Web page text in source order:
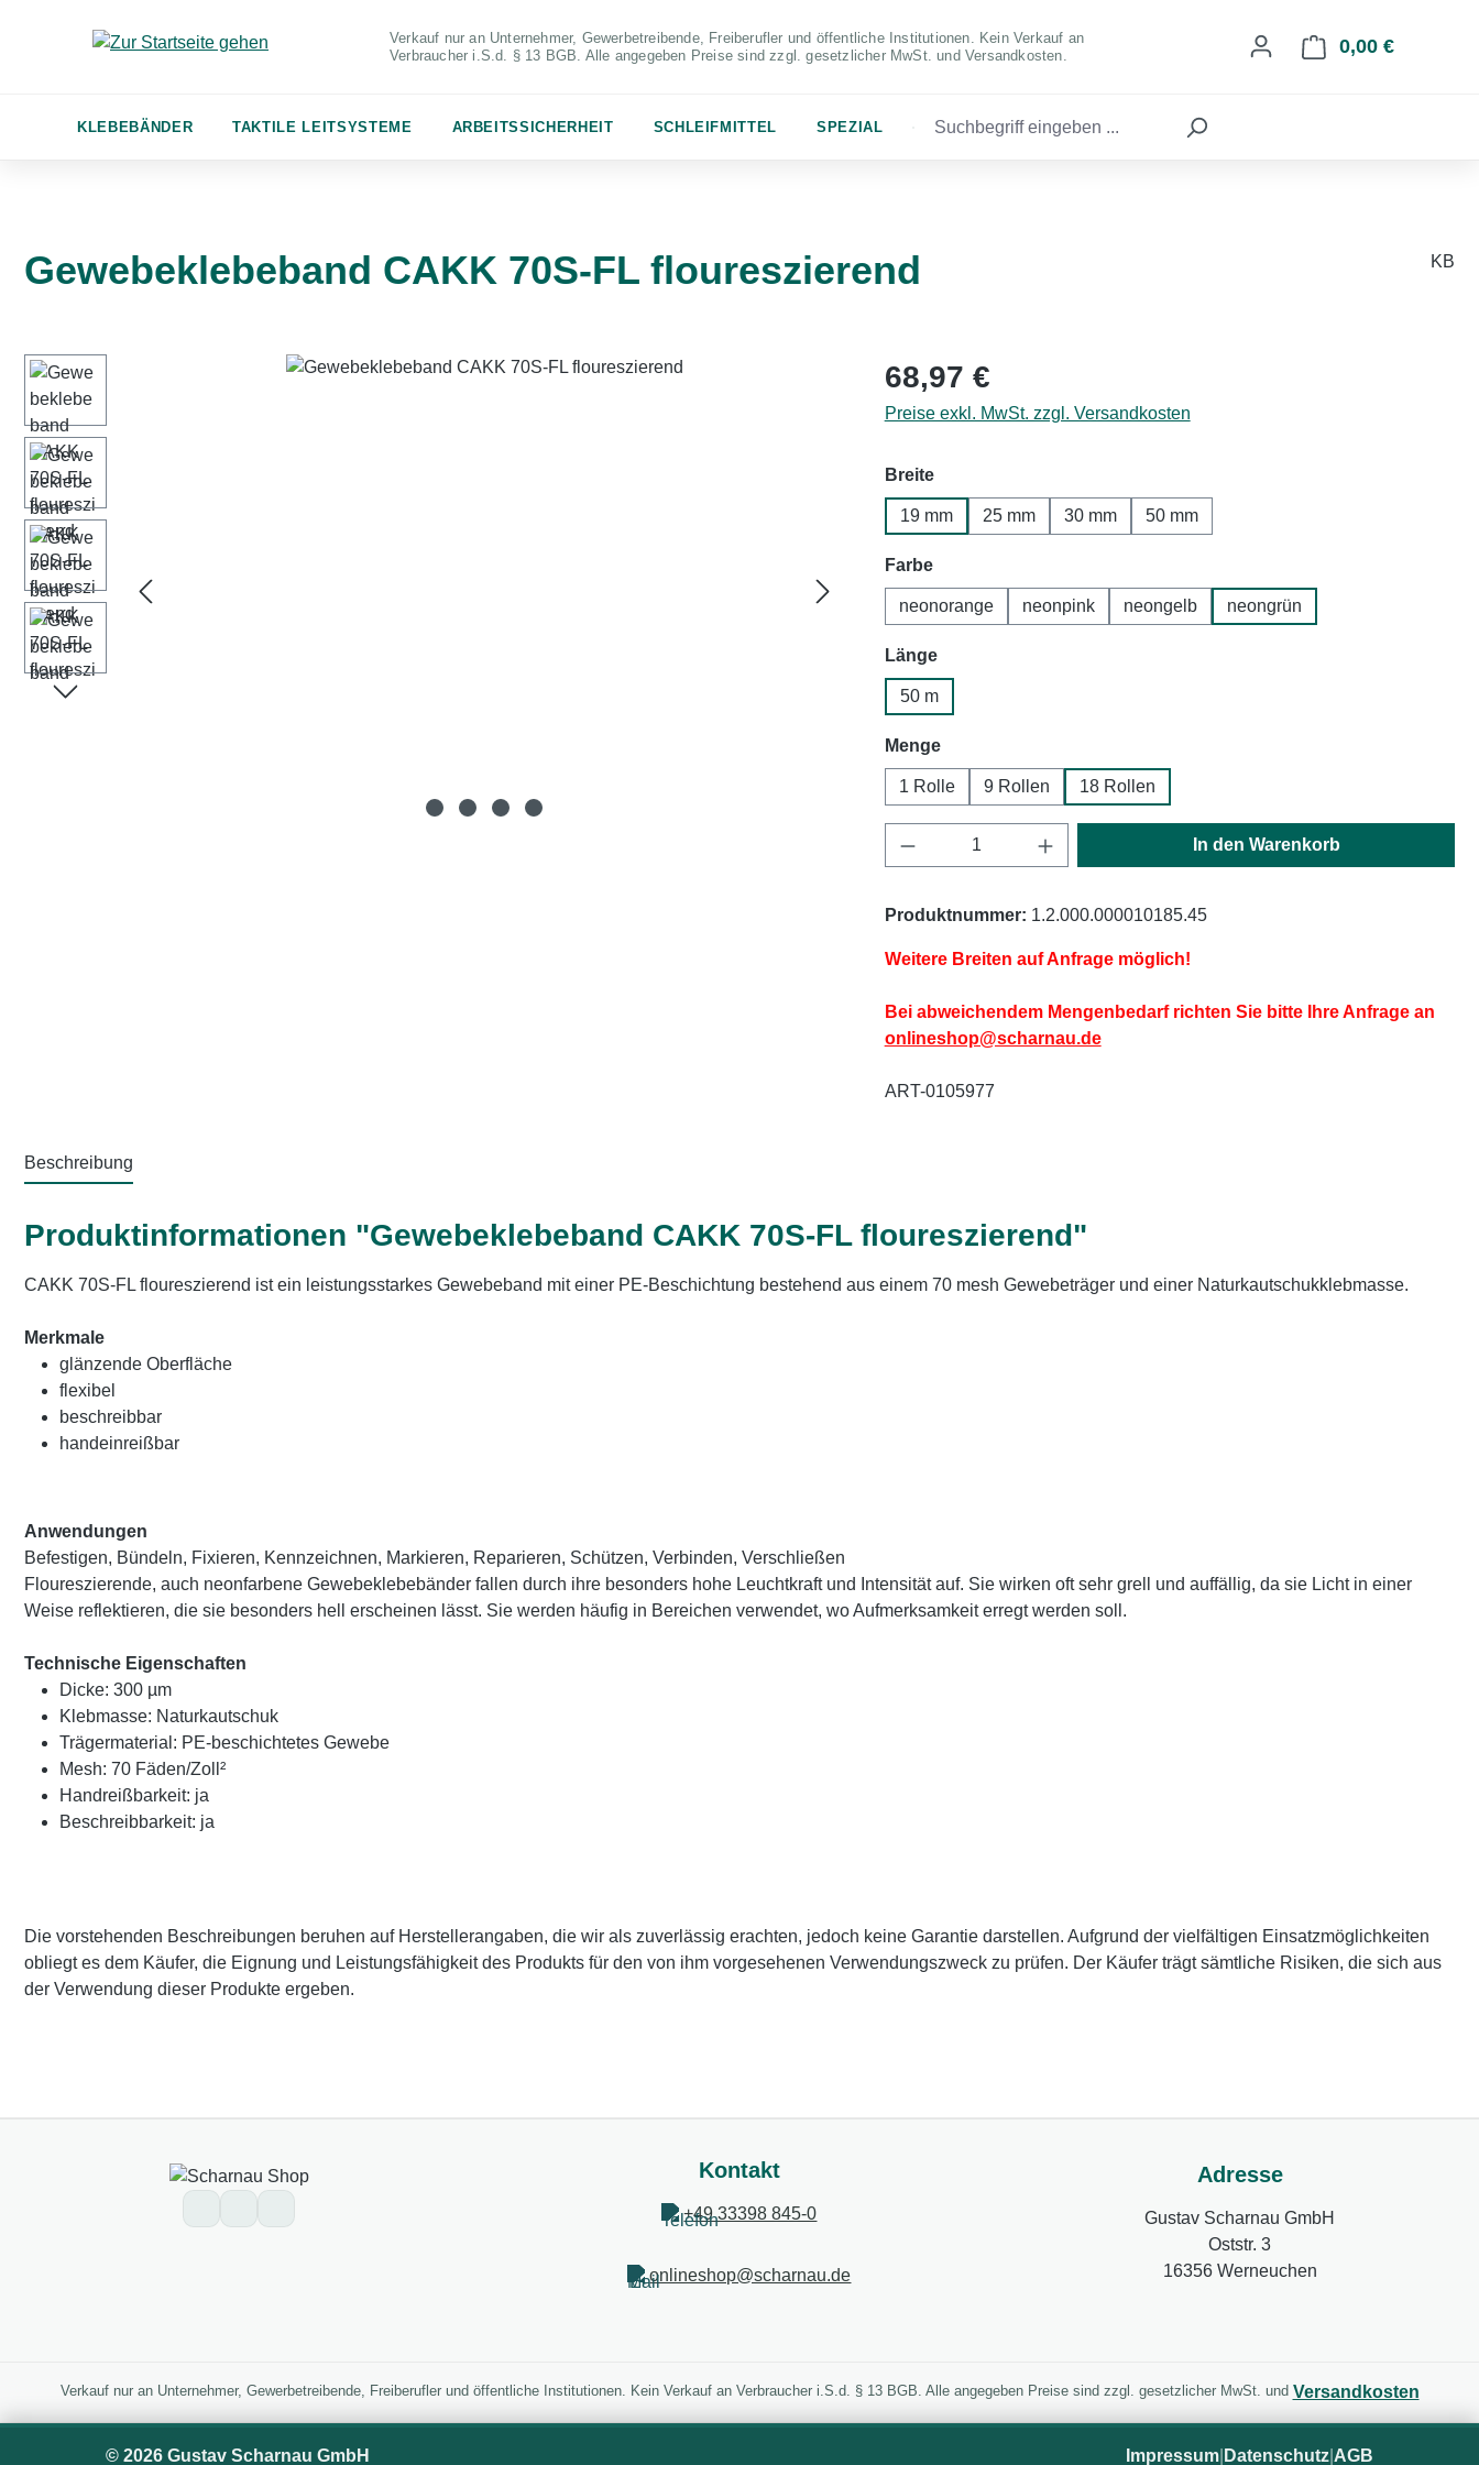
Verkauf nur an Unternehmer, Gewerbetreibende, Freiberufler und öffentliche Institutionen. Kein Verkauf an
Verbraucher i.S.d. § 13 BGB. Alle angegeben Preise sind zzgl. gesetzlicher MwSt. und Versandkosten. 0,00 €
KLEBEBÄNDER TAKTILE LEITSYSTEME ARBEITSSICHERHEIT SCHLEIFMITTEL SPEZIAL
Gewebeklebeband CAKK 70S-FL floureszierend KB
Bildergalerie überspringen Regulärer Preis:
68,97 €
Preise exkl. MwSt. zzgl. Versandkosten
Breiteauswählen
19 mm 25 mm 30 mm 50 mm
Farbeauswählen
neonorange neonpink neongelb neongrün
Längeauswählen
50 m
Mengeauswählen
1 Rolle 9 Rollen 18 Rollen
Produkt Anzahl: Gib den gewünschten Wert ein
In den Warenkorb
Produktnummer: 1.2.000.000010185.45
Weitere Breiten auf Anfrage möglich!
Bei abweichendem Mengenbedarf richten Sie bitte Ihre Anfrage an
onlineshop@scharnau.de
ART-0105977
Beschreibung
Produktinformationen "Gewebeklebeband CAKK 70S-FL floureszierend"
CAKK 70S-FL floureszierend ist ein leistungsstarkes Gewebeband mit einer PE-Beschichtung bestehend aus einem 70 mesh Gewebeträger und einer Naturkautschukklebmasse.
Merkmale
glänzende Oberfläche
flexibel
beschreibbar
handeinreißbar
Anwendungen
Befestigen, Bündeln, Fixieren, Kennzeichnen, Markieren, Reparieren, Schützen, Verbinden, Verschließen
Floureszierende, auch neonfarbene Gewebeklebebänder fallen durch ihre besonders hohe Leuchtkraft und Intensität auf. Sie wirken oft sehr grell und auffällig, da sie Licht in einer
Weise reflektieren, die sie besonders hell erscheinen lässt. Sie werden häufig in Bereichen verwendet, wo Aufmerksamkeit erregt werden soll.
Technische Eigenschaften
Dicke: 300 µm
Klebmasse: Naturkautschuk
Trägermaterial: PE-beschichtetes Gewebe
Mesh: 70 Fäden/Zoll²
Handreißbarkeit: ja
Beschreibbarkeit: ja
Die vorstehenden Beschreibungen beruhen auf Herstellerangaben, die wir als zuverlässig erachten, jedoch keine Garantie darstellen. Aufgrund der vielfältigen Einsatzmöglichkeiten
obliegt es dem Käufer, die Eignung und Leistungsfähigkeit des Produkts für den von ihm vorgesehenen Verwendungszweck zu prüfen. Der Käufer trägt sämtliche Risiken, die sich aus
der Verwendung dieser Produkte ergeben.
Kontakt
+49 33398 845-0
onlineshop@scharnau.de
Adresse
Gustav Scharnau GmbH
Oststr. 3
16356 Werneuchen
Verkauf nur an Unternehmer, Gewerbetreibende, Freiberufler und öffentliche Institutionen. Kein Verkauf an Verbraucher i.S.d. § 13 BGB. Alle angegeben Preise sind zzgl. gesetzlicher MwSt. und Versandkosten
© 2026 Gustav Scharnau GmbH Impressum Datenschutz AGB